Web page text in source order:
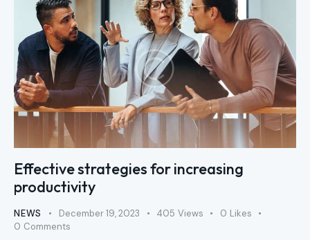
Effective strategies for increasing
productivity
NEWS December 19, 2023 405 Views 0 Likes
0 Comments